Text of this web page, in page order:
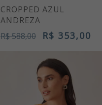
CROPPED AZUL
ANDREZA
R$ 588,00
R$ 353,00